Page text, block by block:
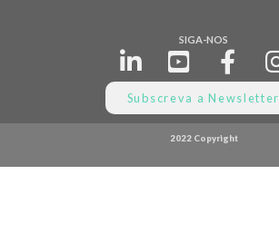
SIGA-NOS
Subscreva a Newsletter
2022 Copyright